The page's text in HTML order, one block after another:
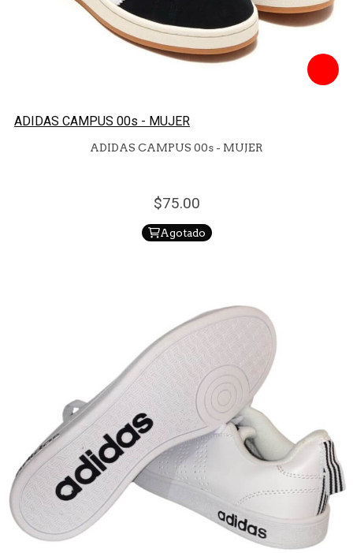
ADIDAS CAMPUS 00s - MUJER
ADIDAS CAMPUS 00s - MUJER
75.00
Agotado